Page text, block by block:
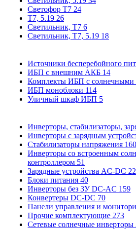
Светофор Т7 24
Т7, 5.19 26
Светильник, Т7 6
Светильник, T7, 5.19 18
Источники бесперебойного
ИБП с внешним АКБ 14
Комплекты ИБП с солнечными
ИБП моноблоки 114
Уличный шкаф ИБП 5
Инверторы, стабилизаторы,
Инверторы с зарядным
Стабилизаторы напряжения 160
Инверторы со встроенным
контроллером 51
Зарядные устройства AC-DC
Блоки питания 40
Инверторы без ЗУ DC-AC 159
Конвертеры DC-DC 70
Панели управления и
Прочие комплектующие 273
Сетевые солнечные инверторы